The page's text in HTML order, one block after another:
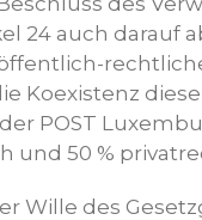
24 auch darauf
Koexistenz
POST
und 50 %
Wille des